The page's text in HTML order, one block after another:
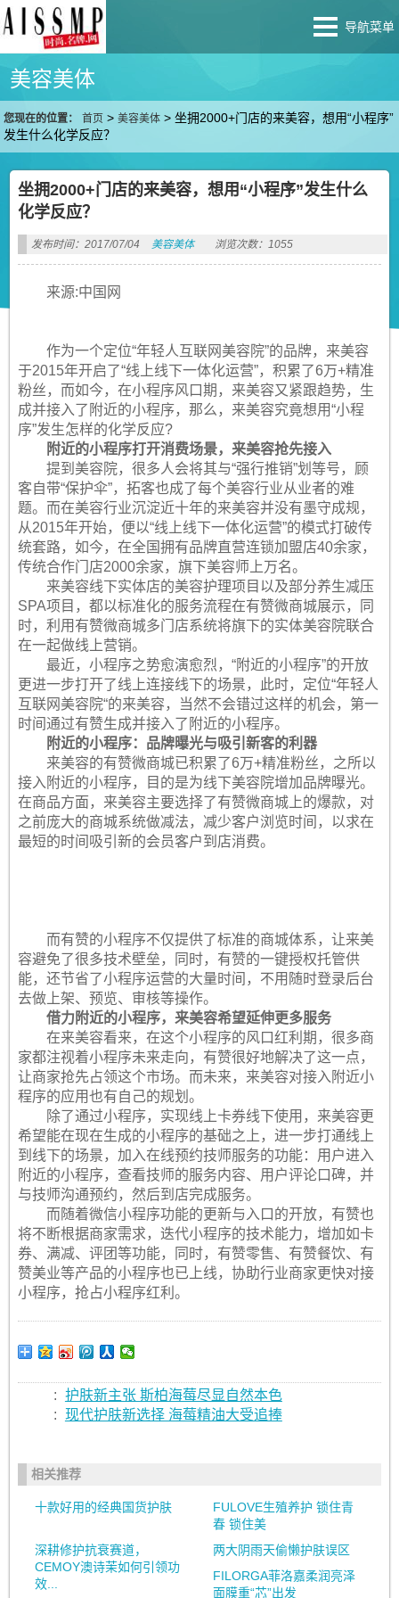
导航菜单
美容美体
您现在的位置： 首页 >美容美体 >坐拥2000+门店的来美容，想用“小程序”
发生什么化学反应？
坐拥2000+门店的来美容，想用“小程序”发生什么
化学反应？
发布时间：2017/07/04 美容美体 浏览次数：1055
来源:中国网
作为一个定位“年轻人互联网美容院”的品牌，来美容
于2015年开启了“线上线下一体化运营”，积累了6万+精准
粉丝，而如今，在小程序风口期，来美容又紧跟趋势，生
成并接入了附近的小程序，那么，来美容究竟想用“小程
序”发生怎样的化学反应?
附近的小程序打开消费场景，来美容抢先接入
提到美容院，很多人会将其与“强行推销”划等号，顾
客自带“保护伞”，拓客也成了每个美容行业从业者的难
题。而在美容行业沉淀近十年的来美容并没有墨守成规，
从2015年开始，便以“线上线下一体化运营”的模式打破传
统套路，如今，在全国拥有品牌直营连锁加盟店40余家，
传统合作门店2000余家，旗下美容师上万名。
来美容线下实体店的美容护理项目以及部分养生减压
SPA项目，都以标准化的服务流程在有赞微商城展示，同
时，利用有赞微商城多门店系统将旗下的实体美容院联合
在一起做线上营销。
最近，小程序之势愈演愈烈，“附近的小程序”的开放
更进一步打开了线上连接线下的场景，此时，定位“年轻人
互联网美容院“的来美容，当然不会错过这样的机会，第一
时间通过有赞生成并接入了附近的小程序。
附近的小程序：品牌曝光与吸引新客的利器
来美容的有赞微商城已积累了6万+精准粉丝，之所以
接入附近的小程序，目的是为线下美容院增加品牌曝光。
在商品方面，来美容主要选择了有赞微商城上的爆款，对
之前庞大的商城系统做减法，减少客户浏览时间，以求在
最短的时间吸引新的会员客户到店消费。
而有赞的小程序不仅提供了标准的商城体系，让来美
容避免了很多技术壁垒，同时，有赞的一键授权托管供
能，还节省了小程序运营的大量时间，不用随时登录后台
去做上架、预览、审核等操作。
借力附近的小程序，来美容希望延伸更多服务
在来美容看来，在这个小程序的风口红利期，很多商
家都注视着小程序未来走向，有赞很好地解决了这一点，
让商家抢先占领这个市场。而未来，来美容对接入附近小
程序的应用也有自己的规划。
除了通过小程序，实现线上卡券线下使用，来美容更
希望能在现在生成的小程序的基础之上，进一步打通线上
到线下的场景，加入在线预约技师服务的功能：用户进入
附近的小程序，查看技师的服务内容、用户评论口碑，并
与技师沟通预约，然后到店完成服务。
而随着微信小程序功能的更新与入口的开放，有赞也
将不断根据商家需求，迭代小程序的技术能力，增加如卡
券、满减、评团等功能，同时，有赞零售、有赞餐饮、有
赞美业等产品的小程序也已上线，协助行业商家更快对接
小程序，抢占小程序红利。
: 护肤新主张 斯柏海莓尽显自然本色
: 现代护肤新选择 海莓精油大受追捧
相关推荐
十款好用的经典国货护肤
FULOVE生殖养护 锁住青
春 锁住美
深耕修护抗衰赛道，
CEMOY澳诗茉如何引领功
效...
两大阴雨天偷懒护肤误区
FILORGA菲洛嘉柔润亮泽
面膜重“芯”出发